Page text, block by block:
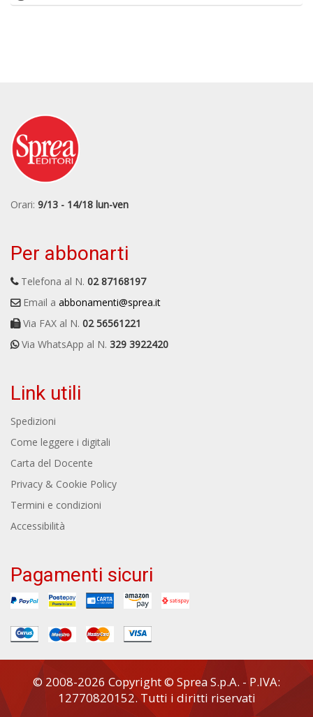
Orari: 9/13 - 14/18 lun-ven
Per abbonarti
Telefona al N. 02 87168197
Email a abbonamenti@sprea.it
Via FAX al N. 02 56561221
Via WhatsApp al N. 329 3922420
Link utili
Spedizioni
Come leggere i digitali
Carta del Docente
Privacy & Cookie Policy
Termini e condizioni
Accessibilità
Pagamenti sicuri
© 2008-2026 Copyright © Sprea S.p.A. - P.IVA:
12770820152. Tutti i diritti riservati